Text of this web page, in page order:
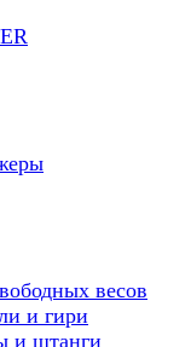
весов
и гири
и штанги